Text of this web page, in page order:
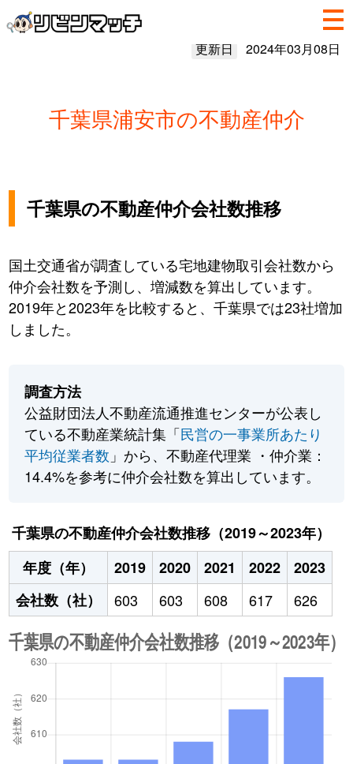
更新日 2024年03月08日
千葉県浦安市の不動産仲介
千葉県の不動産仲介会社数推移
国土交通省が調査している宅地建物取引会社数から
仲介会社数を予測し、増減数を算出しています。
2019年と2023年を比較すると、千葉県では23社増加
しました。
調査方法
公益財団法人不動産流通推進センターが公表し
ている不動産業統計集「民営の一事業所あたり
平均従業者数 」から、不動産代理業 ・仲介業：
14.4%を参考に仲介会社数を算出しています。
千葉県の不動産仲介会社数推移（2019～2023年）
年度（年）
2019 2020 2021 2022
2023
会社数（社）
603 603 608 617 626